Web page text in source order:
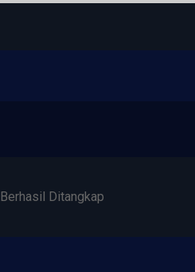
Ditangkap